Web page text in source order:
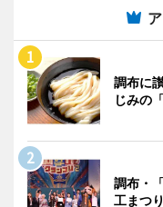
調布に
じみの
調布・
工まつ